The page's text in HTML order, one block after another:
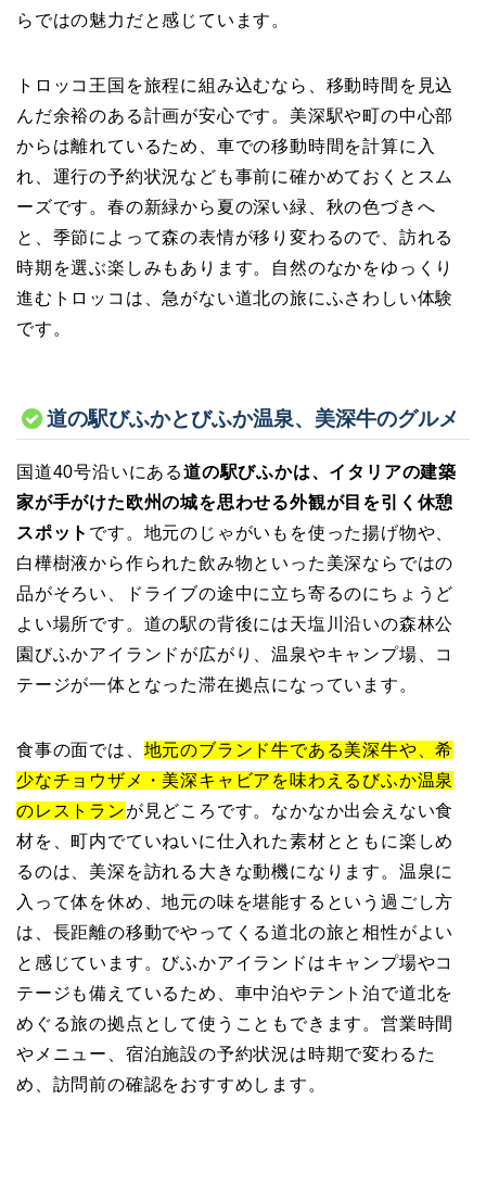
らではの魅力だと感じています。
トロッコ王国を旅程に組み込むなら、移動時間を見込
んだ余裕のある計画が安心です。美深駅や町の中心部
からは離れているため、車での移動時間を計算に入
れ、運行の予約状況なども事前に確かめておくとスム
ーズです。春の新緑から夏の深い緑、秋の色づきへ
と、季節によって森の表情が移り変わるので、訪れる
時期を選ぶ楽しみもあります。自然のなかをゆっくり
進むトロッコは、急がない道北の旅にふさわしい体験
です。
道の駅びふかとびふか温泉、美深牛のグルメ
国道40号沿いにある道の駅びふかは、イタリアの建築
家が手がけた欧州の城を思わせる外観が目を引く休憩
スポット です。地元のじゃがいもを使った揚げ物や、
白樺樹液から作られた飲み物といった美深ならではの
品がそろい、ドライブの途中に立ち寄るのにちょうど
よい場所です。道の駅の背後には天塩川沿いの森林公
園びふかアイランドが広がり、温泉やキャンプ場、コ
テージが一体となった滞在拠点になっています。
食事の面では、 地元のブランド牛である美深牛や、希
少なチョウザメ・美深キャビアを味わえるびふか温泉
のレストランが見どころです。なかなか出会えない食
材を、町内でていねいに仕入れた素材とともに楽しめ
るのは、美深を訪れる大きな動機になります。温泉に
入って体を休め、地元の味を堪能するという過ごし方
は、長距離の移動でやってくる道北の旅と相性がよい
と感じています。びふかアイランドはキャンプ場やコ
テージも備えているため、車中泊やテント泊で道北を
めぐる旅の拠点として使うこともできます。営業時間
やメニュー、宿泊施設の予約状況は時期で変わるた
め、訪問前の確認をおすすめします。